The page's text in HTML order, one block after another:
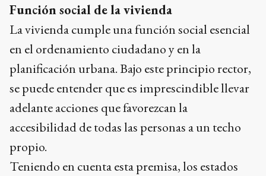
Función social de la vivienda
La vivienda cumple una función social esencial
en el ordenamiento ciudadano y en la
planificación urbana. Bajo este principio rector,
se puede entender que es imprescindible llevar
adelante acciones que favorezcan la
accesibilidad de todas las personas a un techo
propio.
Teniendo en cuenta esta premisa, los estados